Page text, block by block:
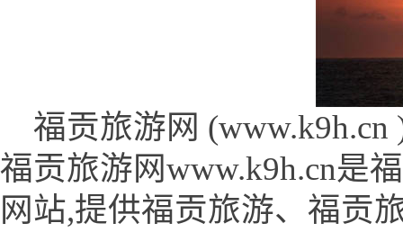
福贡旅游网 (www.k9h.cn
福贡旅游网www.k9h.cn是
网站,提供福贡旅游、福贡